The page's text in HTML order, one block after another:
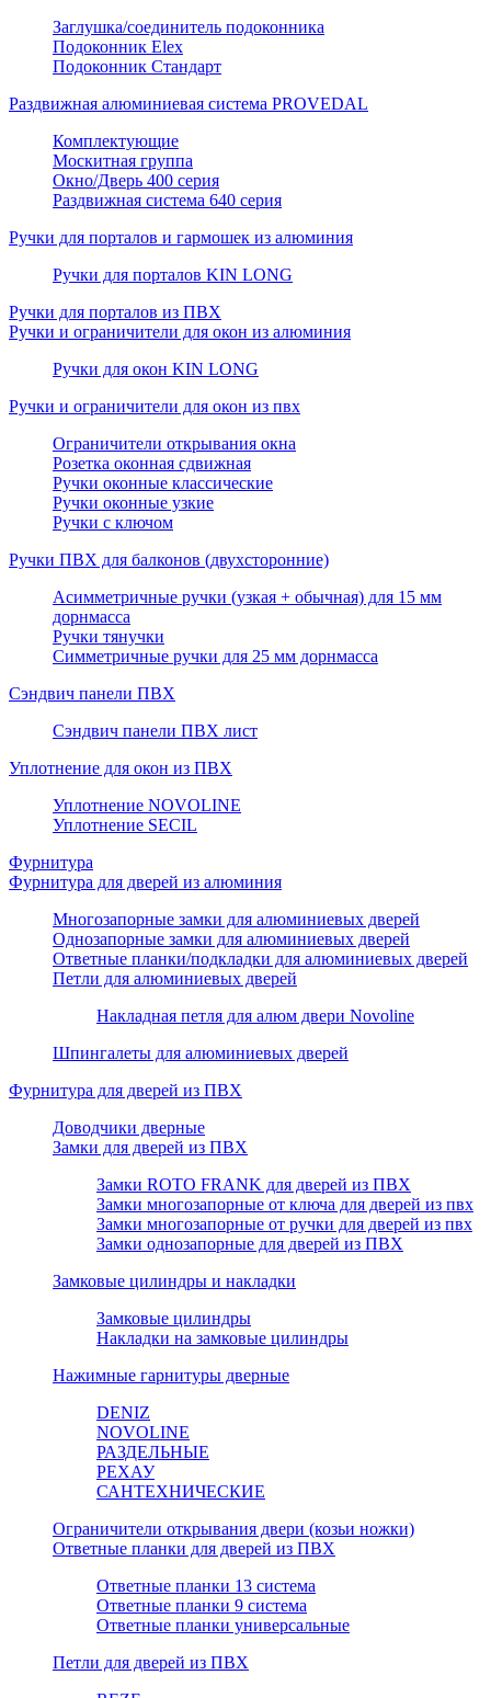
Заглушка/соединитель подоконника
Подоконник Elex
Подоконник Стандарт
Раздвижная алюминиевая система PROVEDAL
Комплектующие
Москитная группа
Окно/Дверь 400 серия
Раздвижная система 640 серия
Ручки для порталов и гармошек из алюминия
Ручки для порталов KIN LONG
Ручки для порталов из ПВХ
Ручки и ограничители для окон из алюминия
Ручки для окон KIN LONG
Ручки и ограничители для окон из пвх
Ограничители открывания окна
Розетка оконная сдвижная
Ручки оконные классические
Ручки оконные узкие
Ручки с ключом
Ручки ПВХ для балконов (двухсторонние)
Асимметричные ручки (узкая + обычная) для 15 мм
дорнмасса
Ручки тянучки
Симметричные ручки для 25 мм дорнмасса
Сэндвич панели ПВХ
Сэндвич панели ПВХ лист
Уплотнение для окон из ПВХ
Уплотнение NOVOLINE
Уплотнение SECIL
Фурнитура
Фурнитура для дверей из алюминия
Многозапорные замки для алюминиевых дверей
Однозапорные замки для алюминиевых дверей
Ответные планки/подкладки для алюминиевых дверей
Петли для алюминиевых дверей
Накладная петля для алюм двери Novoline
Шпингалеты для алюминиевых дверей
Фурнитура для дверей из ПВХ
Доводчики дверные
Замки для дверей из ПВХ
Замки ROTO FRANK для дверей из ПВХ
Замки многозапорные от ключа для дверей из пвх
Замки многозапорные от ручки для дверей из пвх
Замки однозапорные для дверей из ПВХ
Замковые цилиндры и накладки
Замковые цилиндры
Накладки на замковые цилиндры
Нажимные гарнитуры дверные
DENIZ
NOVOLINE
РАЗДЕЛЬНЫЕ
РЕХАУ
САНТЕХНИЧЕСКИЕ
Ограничители открывания двери (козьи ножки)
Ответные планки для дверей из ПВХ
Ответные планки 13 система
Ответные планки 9 система
Ответные планки универсальные
Петли для дверей из ПВХ